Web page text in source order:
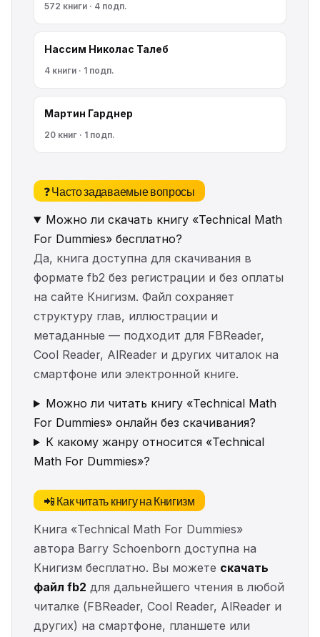
572 книги · 4 подп.
Нассим Николас Талеб
4 книги · 1 подп.
Мартин Гарднер
20 книг · 1 подп.
❓ Часто задаваемые вопросы
Можно ли скачать книгу «Technical Math
For Dummies» бесплатно?
Да, книга доступна для скачивания в
формате fb2 без регистрации и без оплаты
на сайте Книгизм. Файл сохраняет
структуру глав, иллюстрации и
метаданные — подходит для FBReader,
Cool Reader, AlReader и других читалок на
смартфоне или электронной книге.
Можно ли читать книгу «Technical Math
For Dummies» онлайн без скачивания?
К какому жанру относится «Technical
Math For Dummies»?
📲 Как читать книгу на Книгизм
Книга «Technical Math For Dummies»
автора Barry Schoenborn доступна на
Книгизм бесплатно. Вы можете скачать
файл fb2 для дальнейшего чтения в любой
читалке (FBReader, Cool Reader, AlReader и
других) на смартфоне, планшете или